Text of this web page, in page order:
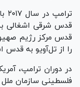
قدس شرقی اشغالی
قدس مرکز رژیم
را از تل‌آویو به قدس
در دوران ترامپ،
فلسطینی سازمان ملل (آنروا)